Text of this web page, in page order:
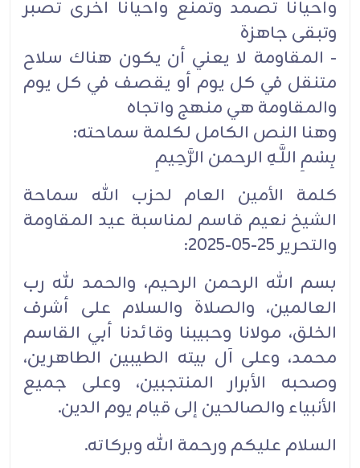
وأحيانا تصمد وتمنع وأحيانا أخرى تصبر
وتبقى جاهزة
- المقاومة لا يعني أن يكون هناك سلاح
متنقل في كل يوم أو يقصف في كل يوم
والمقاومة هي منهج واتجاه
وهنا النص الكامل لكلمة سماحته:
بِسْمِ اللَّـهِ الرحمن الرَّحِيمِ
كلمة الأمين العام لحزب الله سماحة
الشيخ نعيم قاسم لمناسبة عيد المقاومة
‏والتحرير 25-05-2025:‏
بسم الله الرحمن الرحيم، والحمد لله رب
العالمين، والصلاة والسلام على أشرف
الخلق، مولانا وحبيبنا ‏‏وقائدنا أبي القاسم
محمد، وعلى آل بيته الطيبين الطاهرين،
وصحبه الأبرار المنتجبين، وعلى جميع
‏الأنبياء ‏والصالحين إلى قيام يوم الدين.‏
السلام عليكم ورحمة الله وبركاته.‏